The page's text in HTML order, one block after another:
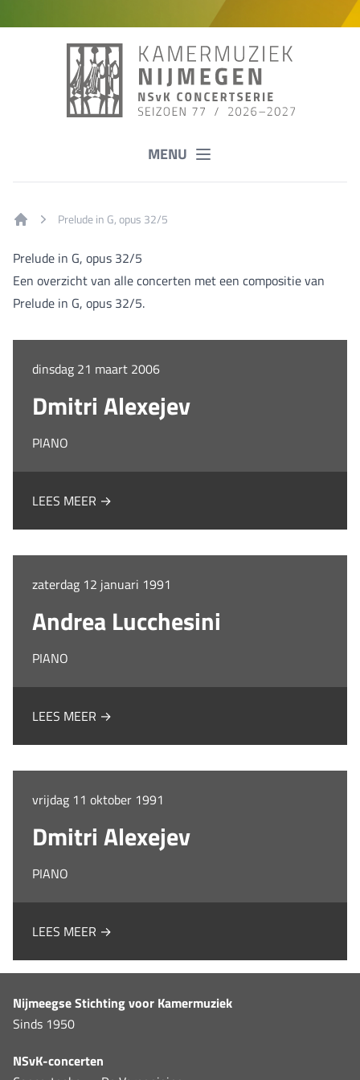
MENU
Prelude in G, opus 32/5
Prelude in G, opus 32/5
Een overzicht van alle concerten met een compositie van
Prelude in G, opus 32/5.
dinsdag 21 maart 2006
Dmitri Alexejev
PIANO
LEES MEER →
zaterdag 12 januari 1991
Andrea Lucchesini
PIANO
LEES MEER →
vrijdag 11 oktober 1991
Dmitri Alexejev
PIANO
LEES MEER →
Nijmeegse Stichting voor Kamermuziek
Sinds 1950
NSvK-concerten